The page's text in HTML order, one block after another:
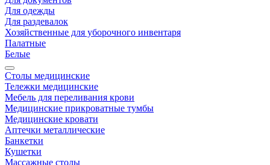
Для одежды
Для раздевалок
Хозяйственные для уборочного инвентаря
Палатные
Белые
Столы медицинские
Тележки медицинские
Мебель для переливания крови
Медицинские прикроватные тумбы
Медицинские кровати
Аптечки металлические
Банкетки
Кушетки
Массажные столы